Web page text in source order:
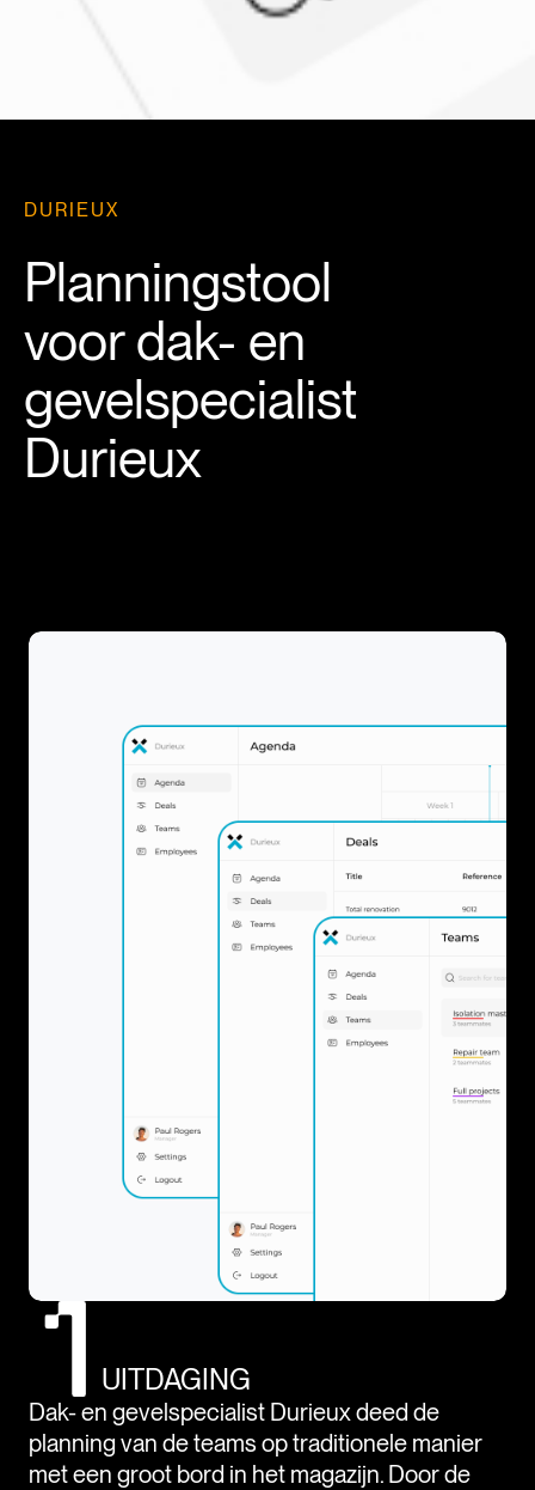
DURIEUX
Planningstool
voor dak- en
gevelspecialist
Durieux
UITDAGING
Dak- en gevelspecialist Durieux deed de
planning van de teams op traditionele manier
met een groot bord in het magazijn. Door de